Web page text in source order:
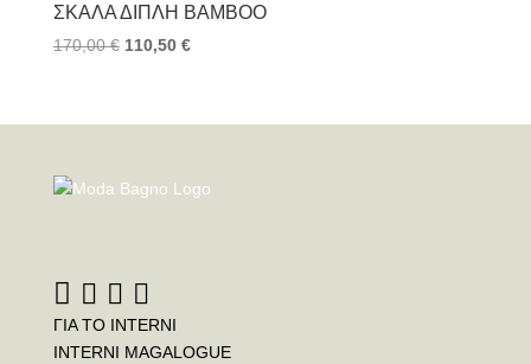
ΣΚΆΛΑ ΔΙΠΛΉ BAMBOO
170,00€ 110,50 €
ΓΙΑ ΤΟ INTERNI
INTERNI MAGALOGUE